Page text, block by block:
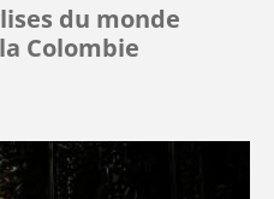
du monde
Colombie